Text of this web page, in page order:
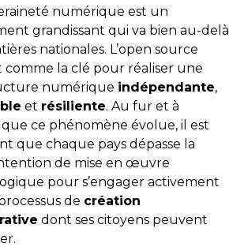
numérique est un
grandissant qui va bien au-delà
nationales. L’open source
comme la clé pour réaliser une
numérique indépendante,
et résiliente. Au fur et à
ce phénomène évolue, il est
que chaque pays dépasse la
de mise en œuvre
pour s’engager activement
de création
dont ses citoyens peuvent